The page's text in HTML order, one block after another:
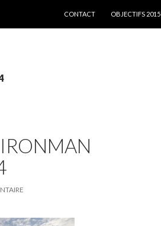
CONTACT
OBJECTIFS 2015